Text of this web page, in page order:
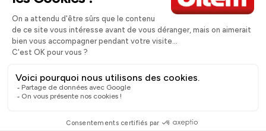
Aides et informations
Services
A propos